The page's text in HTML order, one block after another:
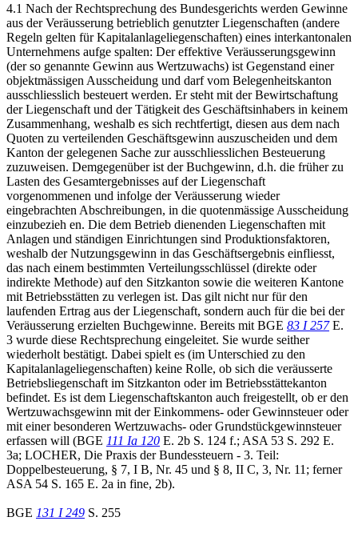
4.1 Nach der Rechtsprechung des Bundesgerichts werden Gewinne
aus der Veräusserung betrieblich genutzter Liegenschaften (andere
Regeln gelten für Kapitalanlageliegenschaften) eines interkantonalen
Unternehmens aufge spalten: Der effektive Veräusserungsgewinn
(der so genannte Gewinn aus Wertzuwachs) ist Gegenstand einer
objektmässigen Ausscheidung und darf vom Belegenheitskanton
ausschliesslich besteuert werden. Er steht mit der Bewirtschaftung
der Liegenschaft und der Tätigkeit des Geschäftsinhabers in keinem
Zusammenhang, weshalb es sich rechtfertigt, diesen aus dem nach
Quoten zu verteilenden Geschäftsgewinn auszuscheiden und dem
Kanton der gelegenen Sache zur ausschliesslichen Besteuerung
zuzuweisen. Demgegenüber ist der Buchgewinn, d.h. die früher zu
Lasten des Gesamtergebnisses auf der Liegenschaft
vorgenommenen und infolge der Veräusserung wieder
eingebrachten Abschreibungen, in die quotenmässige Ausscheidung
einzubezieh en. Die dem Betrieb dienenden Liegenschaften mit
Anlagen und ständigen Einrichtungen sind Produktionsfaktoren,
weshalb der Nutzungsgewinn in das Geschäftsergebnis einfliesst,
das nach einem bestimmten Verteilungsschlüssel (direkte oder
indirekte Methode) auf den Sitzkanton sowie die weiteren Kantone
mit Betriebsstätten zu verlegen ist. Das gilt nicht nur für den
laufenden Ertrag aus der Liegenschaft, sondern auch für die bei der
Veräusserung erzielten Buchgewinne. Bereits mit BGE 83 I 257E.
3 wurde diese Rechtsprechung eingeleitet. Sie wurde seither
wiederholt bestätigt. Dabei spielt es (im Unterschied zu den
Kapitalanlageliegenschaften) keine Rolle, ob sich die veräusserte
Betriebsliegenschaft im Sitzkanton oder im Betriebsstättekanton
befindet. Es ist dem Liegenschaftskanton auch freigestellt, ob er den
Wertzuwachsgewinn mit der Einkommens- oder Gewinnsteuer oder
mit einer besonderen Wertzuwachs- oder Grundstückgewinnsteuer
erfassen will (BGE 111 Ia 120 E. 2b S. 124 f.; ASA 53 S. 292 E.
3a; LOCHER, Die Praxis der Bundessteuern - 3. Teil:
Doppelbesteuerung, § 7, I B, Nr. 45 und § 8, II C, 3, Nr. 11; ferner
ASA 54 S. 165 E. 2a in fine, 2b).
BGE 131 I 249 S. 255